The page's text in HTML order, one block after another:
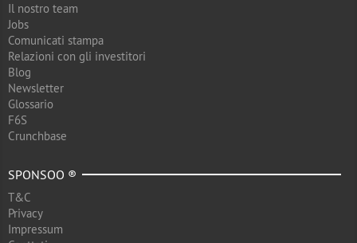
Il nostro team
Jobs
Comunicati stampa
Relazioni con gli investitori
Blog
Newsletter
Glossario
F6S
Crunchbase
SPONSOO ®
T&C
Privacy
Impressum